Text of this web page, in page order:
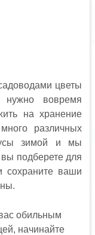
цветы
вовремя
на хранение
различных
зимой и мы
подберете для
сохраните ваши
обильным
начинайте